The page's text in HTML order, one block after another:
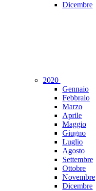
Dicembre
2020
Gennaio
Febbraio
Marzo
Aprile
Maggio
Giugno
Luglio
Agosto
Settembre
Ottobre
Novembre
Dicembre